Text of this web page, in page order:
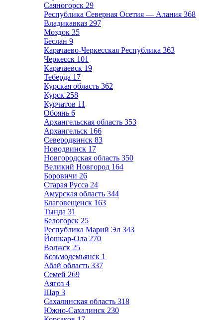
Саяногорск 29
Республика Северная Осетия — Алания 368
Владикавказ 297
Моздок 35
Беслан 9
Карачаево-Черкесская Республика 363
Черкесск 101
Карачаевск 19
Теберда 17
Курская область 362
Курск 258
Курчатов 11
Обоянь 6
Архангельская область 353
Архангельск 166
Северодвинск 83
Новодвинск 17
Новгородская область 350
Великий Новгород 164
Боровичи 26
Старая Русса 24
Амурская область 344
Благовещенск 163
Тында 31
Белогорск 25
Республика Марий Эл 343
Йошкар-Ола 270
Волжск 25
Козьмодемьянск 1
Абай область 337
Семей 269
Аягоз 4
Шар 3
Сахалинская область 318
Южно-Сахалинск 230